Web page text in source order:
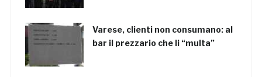
Varese, clienti non consumano: al
bar il prezzario che li “multa”